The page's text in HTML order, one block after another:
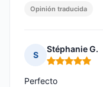
Opinión traducida
S
Stéphanie G.
Nota: 5 de 5
Perfecto